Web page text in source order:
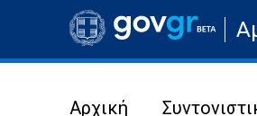
στην
Αρχική